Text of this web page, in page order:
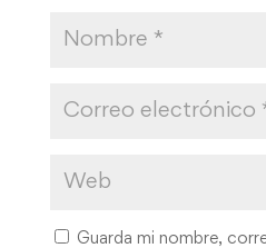
Guarda mi nombre,